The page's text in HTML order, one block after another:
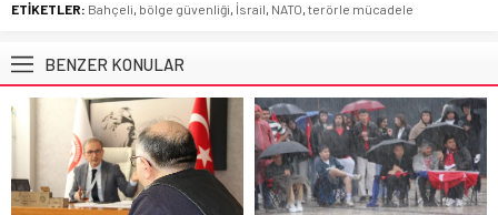
ETİKETLER: Bahçeli, bölge güvenliği, İsrail, NATO, terörle mücadele
BENZER KONULAR